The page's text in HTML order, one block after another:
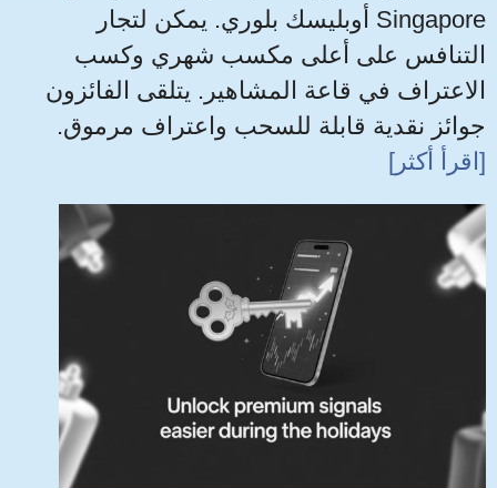
أوبليسك بلوري. يمكن لتجار Singapore
التنافس على أعلى مكسب شهري وكسب
الاعتراف في قاعة المشاهير. يتلقى الفائزون
جوائز نقدية قابلة للسحب واعتراف مرموق.
[اقرأ أكثر]